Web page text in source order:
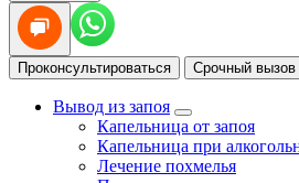
Проконсультироваться Срочный вызов
Вывод из запоя
Капельница от запоя
Капельница при
Лечение похмелья